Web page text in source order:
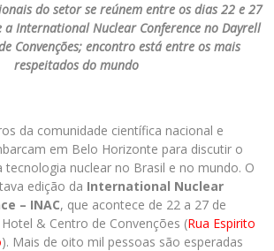
do setor se reúnem entre os dias 22 e 27
International Nuclear Conference no Dayrell
Convenções; encontro está entre os mais
respeitados do mundo
da comunidade científica nacional e
em Belo Horizonte para discutir o
tecnologia nuclear no Brasil e no mundo. O
edição da International Nuclear
– INAC, que acontece de 22 a 27 de
& Centro de Convenções (Rua Espirito
). Mais de oito mil pessoas são esperadas